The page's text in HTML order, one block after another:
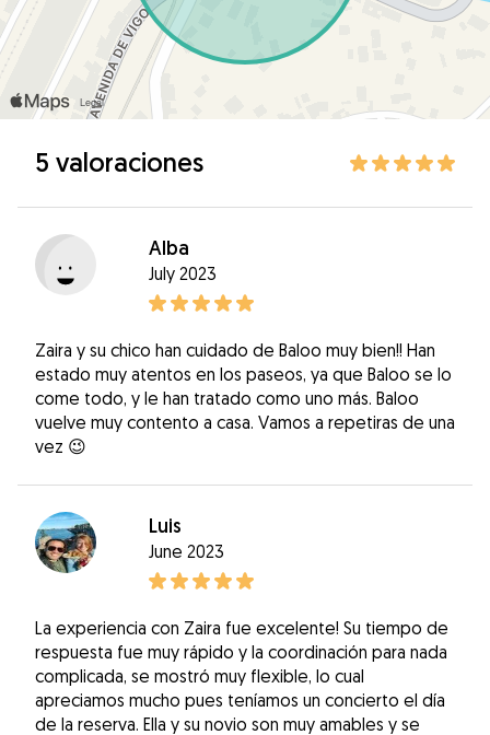
5 valoraciones
Alba
July 2023
Zaira y su chico han cuidado de Baloo muy bien!! Han
estado muy atentos en los paseos, ya que Baloo se lo
come todo, y le han tratado como uno más. Baloo
vuelve muy contento a casa. Vamos a repetiras de una
vez 😉
Luis
June 2023
La experiencia con Zaira fue excelente! Su tiempo de
respuesta fue muy rápido y la coordinación para nada
complicada, se mostró muy flexible, lo cual
apreciamos mucho pues teníamos un concierto el día
de la reserva. Ella y su novio son muy amables y se